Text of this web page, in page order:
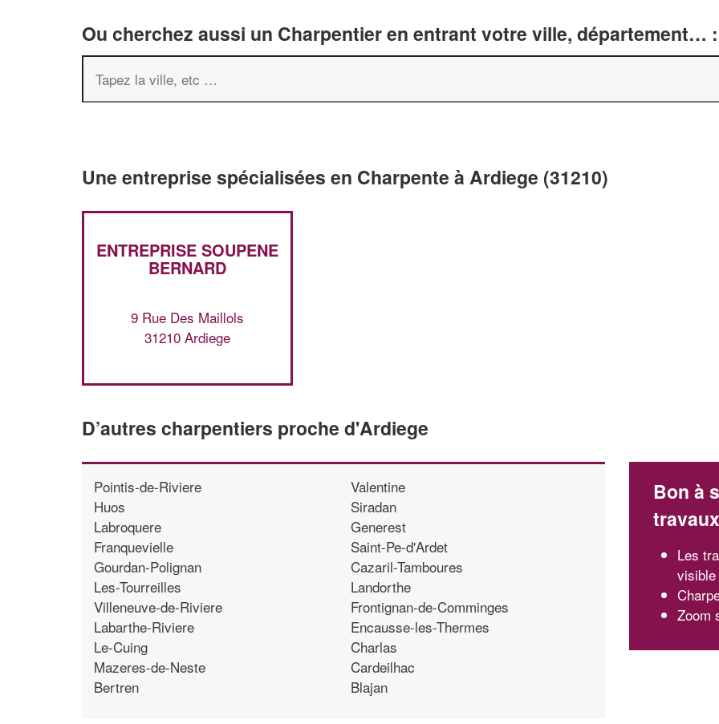
Ou cherchez aussi un Charpentier en entrant votre ville, département… :
Une entreprise spécialisées en Charpente à Ardiege (31210)
ENTREPRISE SOUPENE
BERNARD
9 Rue Des Maillols
31210 Ardiege
D’autres charpentiers proche d'Ardiege
Pointis-de-Riviere
Huos
Labroquere
Franquevielle
Gourdan-Polignan
Les-Tourreilles
Villeneuve-de-Riviere
Labarthe-Riviere
Le-Cuing
Mazeres-de-Neste
Bertren
Valentine
Siradan
Generest
Saint-Pe-d'Ardet
Cazaril-Tamboures
Landorthe
Frontignan-de-Comminges
Encausse-les-Thermes
Charlas
Cardeilhac
Blajan
Bon à
travaux
Les
visible
Zoom